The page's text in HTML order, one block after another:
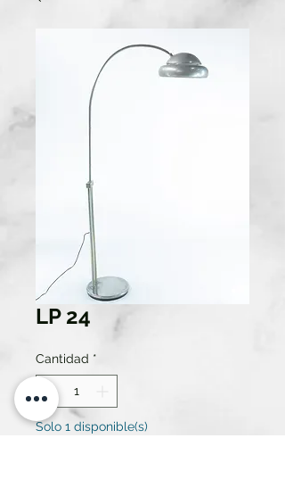
LP 24
Cantidad *
Solo 1 disponible(s)